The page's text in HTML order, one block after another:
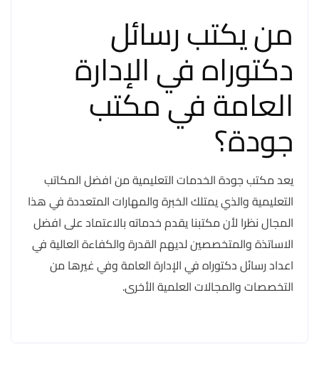
من يكتب رسائل
دكتوراه في الإدارة
العامة في مكتب
جودة؟
يعد مكتب جودة الخدمات التعليمية من افضل المكاتب
التعليمية والذي يمتلك الخبرة والمهارات المتعددة في هذا
المجال نظرا لأن مكتبنا يقدم خدماته بالاعتماد على افضل
الاساتذة والمتخصصين لديهم القدرة والكفاءة العالية في
اعداد رسائل دكتوراه في الإدارة العامة وفي غيرها من
التخصصات والمجالات العلمية الأخرى.